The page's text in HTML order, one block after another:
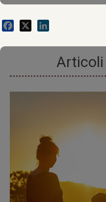
Articoli